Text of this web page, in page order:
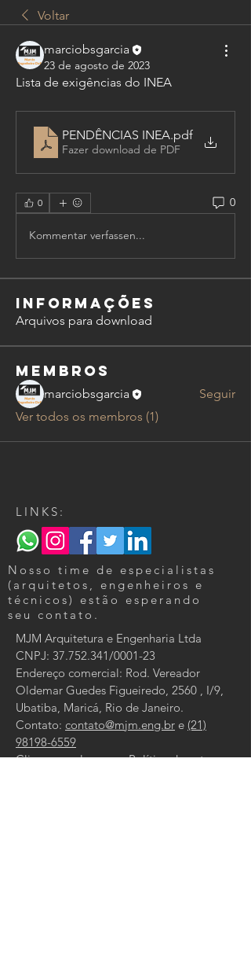
Voltar
marciobsgarcia
23 de agosto de 2023
Lista de exigências do INEA
PENDÊNCIAS INEA.pdf
Fazer download de PDF
0 0
Kommentar verfassen...
Informações
Arquivos para download
membros
marciobsgarcia
Seguir
Ver todos os membros (1)
LINKS:
Nosso time de especialistas
(arquitetos, engenheiros e
técnicos) estão esperando
seu contato.
MJM Arquitetura e Engenharia Ltda
CNPJ: 37.752.341/0001-23
Endereço comercial: Rod. Vereador
Oldemar Guedes Figueiredo, 2560 , I/9,
Ubatiba, Maricá, Rio de Janeiro.
Contato: contato@mjm.eng.br e (21)
98198-6559
Clique para ler nossa Política de entrega,